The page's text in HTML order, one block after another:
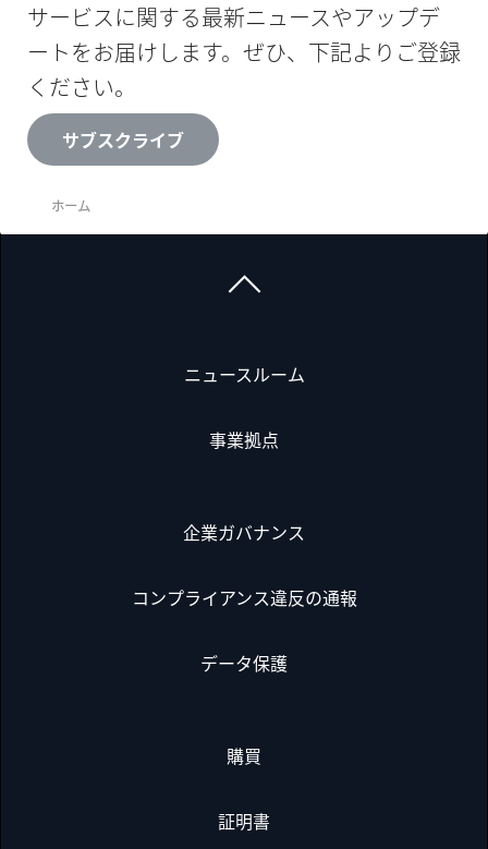
サービスに関する最新ニュースやアップデ
ートをお届けします。ぜひ、下記よりご登録
ください。
サブスクライブ
ホーム
ニュースルーム
事業拠点
企業ガバナンス
コンプライアンス違反の通報
データ保護
購買
証明書